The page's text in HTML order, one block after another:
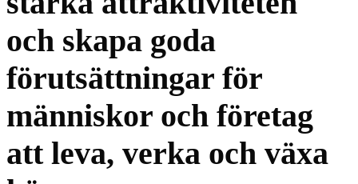
och skapa goda
förutsättningar för
människor och företag
att leva, verka och växa